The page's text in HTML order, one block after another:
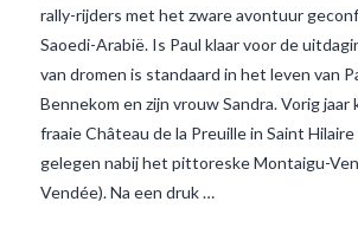
VIEW POST
rally-rijders met het zware avontuur
Saoedi-Arabië. Is Paul klaar voor de
van dromen is standaard in het leven van
Bennekom en zijn vrouw Sandra. Vorig
fraaie Château de la Preuille in Saint Hilaire
gelegen nabij het pittoreske Montaigu-
Vendée). Na een druk …